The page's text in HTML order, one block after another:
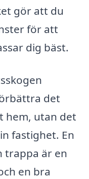
gör att du
för att
dig bäst.
det
hem, utan det
fastighet. En
trappa är en
en bra